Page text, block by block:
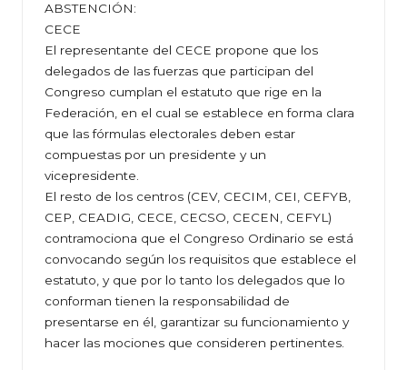
ABSTENCIÓN:
CECE
El representante del CECE propone que los
delegados de las fuerzas que participan del
Congreso cumplan el estatuto que rige en la
Federación, en el cual se establece en forma clara
que las fórmulas electorales deben estar
compuestas por un presidente y un
vicepresidente.
El resto de los centros (CEV, CECIM, CEI, CEFYB,
CEP, CEADIG, CECE, CECSO, CECEN, CEFYL)
contramociona que el Congreso Ordinario se está
convocando según los requisitos que establece el
estatuto, y que por lo tanto los delegados que lo
conforman tienen la responsabilidad de
presentarse en él, garantizar su funcionamiento y
hacer las mociones que consideren pertinentes.